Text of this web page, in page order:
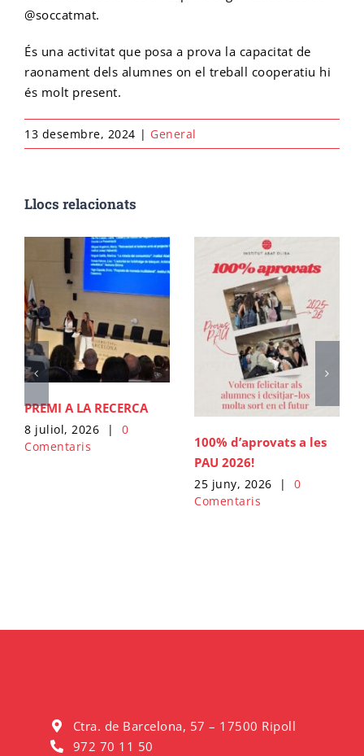
Cicle final en Escalada
Cicle final en Barrancs
Emprèn FP
Centre formador
Preinscripció IFE
Matrícula Ensenyaments Esportius
Configurador de matrícula esportiva
Matrícula IFE
@soccatmat.
És una activitat que posa a prova la capacitat de
raonament dels alumnes on el treball cooperatiu hi
és molt present.
13 desembre, 2024 | General
Llocs relacionats
PREMI A LA RECERCA
8 juliol, 2026 |
0
Comentaris
100% d’aprovats a les
PAU 2026!
25 juny, 2026 |
0
Comentaris
Ctra. de Barcelona, 57 – 17500 Ripoll
972 70 11 50